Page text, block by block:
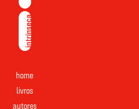
home
livros
autores